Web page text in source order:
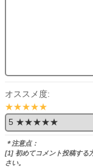
オススメ度:
★★★★★
＊注意点：
[1] 初めてコメント投稿する
さい。